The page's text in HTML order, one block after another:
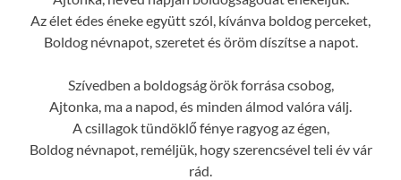
Az élet édes éneke együtt szól, kívánva boldog perceket,
Boldog névnapot, szeretet és öröm díszítse a napot.
Szívedben a boldogság örök forrása csobog,
Ajtonka, ma a napod, és minden álmod valóra válj.
A csillagok tündöklő fénye ragyog az égen,
Boldog névnapot, reméljük, hogy szerencsével teli év vár
rád.